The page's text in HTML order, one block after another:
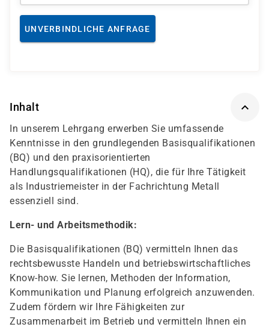
UNVERBINDLICHE ANFRAGE
Inhalt
In unserem Lehrgang erwerben Sie umfassende
Kenntnisse in den grundlegenden Basisqualifikationen
(BQ) und den praxisorientierten
Handlungsqualifikationen (HQ), die für Ihre Tätigkeit
als Industriemeister in der Fachrichtung Metall
essenziell sind.
Lern- und Arbeitsmethodik:
Die Basisqualifikationen (BQ) vermitteln Ihnen das
rechtsbewusste Handeln und betriebswirtschaftliches
Know-how. Sie lernen, Methoden der Information,
Kommunikation und Planung erfolgreich anzuwenden.
Zudem fördern wir Ihre Fähigkeiten zur
Zusammenarbeit im Betrieb und vermitteln Ihnen ein